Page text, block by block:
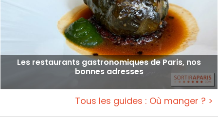
Les restaurants gastronomiques de Paris, nos
bonnes adresses
Tous les guides : Où manger ? >